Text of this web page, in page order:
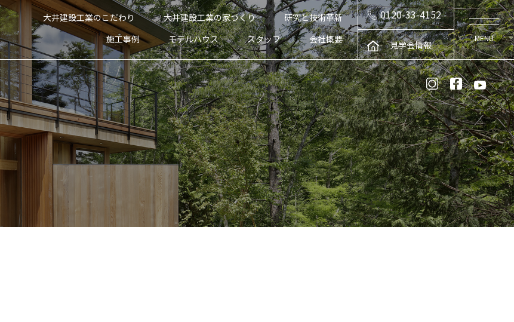
大井建設工業のこだわり 大井建設工業の家づくり
研究と技術革新
施工事例
モデルハウス スタッフ 会社概要
0120-33-4152
見学会情報